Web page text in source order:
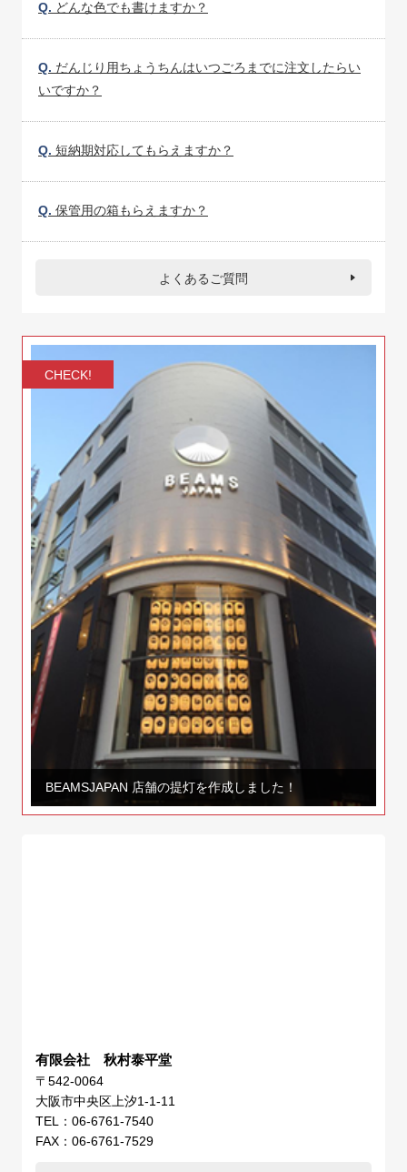
Q. どんな色でも書けますか？
Q. だんじり用ちょうちんはいつごろまでに注文したらい
いですか？
Q. 短納期対応してもらえますか？
Q. 保管用の箱もらえますか？
よくあるご質問
CHECK!
BEAMSJAPAN 店舗の提灯を作成しました！
有限会社 秋村泰平堂
〒542-0064
大阪市中央区上汐1-1-11
TEL：06-6761-7540
FAX：06-6761-7529